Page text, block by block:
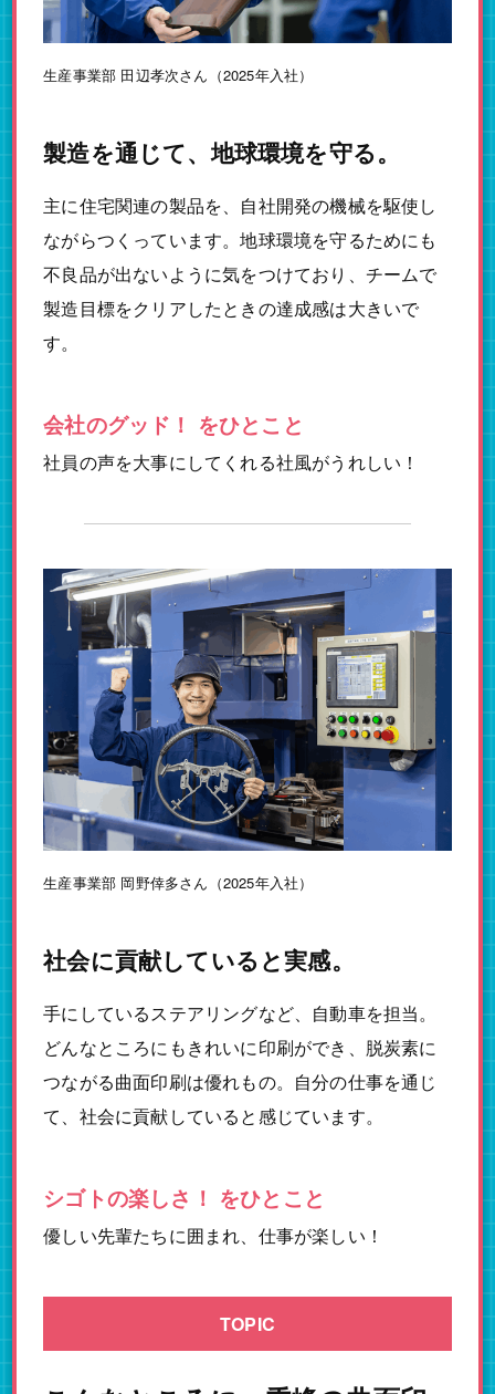
生産事業部 田辺孝次さん（2025年入社）
製造を通じて、地球環境を守る。
主に住宅関連の製品を、自社開発の機械を駆使し
ながらつくっています。地球環境を守るためにも
不良品が出ないように気をつけており、チームで
製造目標をクリアしたときの達成感は大きいで
す。
会社のグッド！ をひとこと
社員の声を大事にしてくれる社風がうれしい！
生産事業部 岡野倖多さん（2025年入社）
社会に貢献していると実感。
手にしているステアリングなど、自動車を担当。
どんなところにもきれいに印刷ができ、脱炭素に
つながる曲面印刷は優れもの。自分の仕事を通じ
て、社会に貢献していると感じています。
シゴトの楽しさ！ をひとこと
優しい先輩たちに囲まれ、仕事が楽しい！
TOPIC